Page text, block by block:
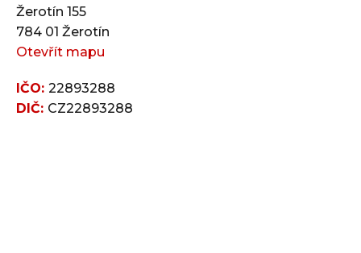
Žerotín 155
784 01 Žerotín
Otevřít mapu
IČO: 22893288
DIČ: CZ22893288